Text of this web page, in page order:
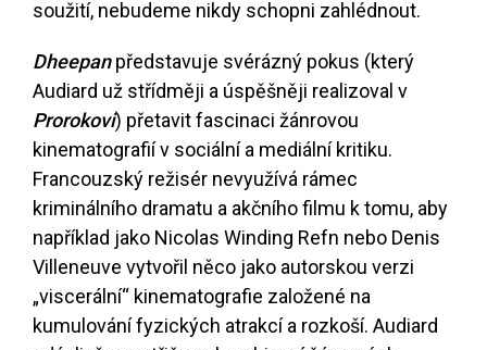
soužití, nebudeme nikdy schopni zahlédnout.
Dheepanpředstavuje svérázný pokus (který
Audiard už střídměji a úspěšněji realizoval v
Prorokovi) přetavit fascinaci žánrovou
kinematografií v sociální a mediální kritiku.
Francouzský režisér nevyužívá rámec
kriminálního dramatu a akčního filmu k tomu, aby
například jako Nicolas Winding Refn nebo Denis
Villeneuve vytvořil něco jako autorskou verzi
„viscerální“ kinematografie založené na
kumulování fyzických atrakcí a rozkoší. Audiard